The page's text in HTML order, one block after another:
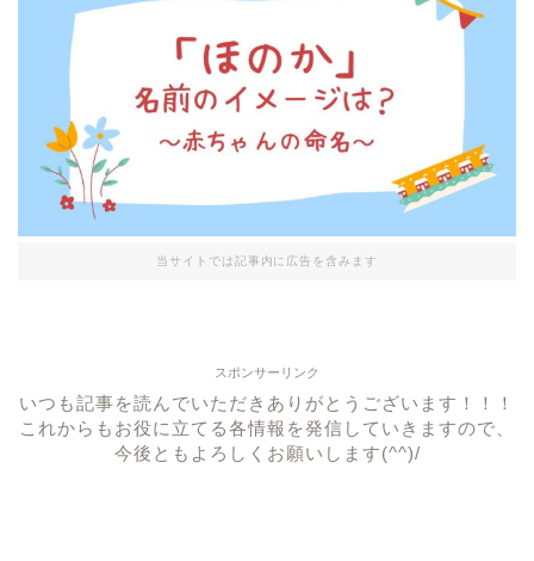
当サイトでは記事内に広告を含みます
スポンサーリンク
いつも記事を読んでいただきありがとうございます！！！
これからもお役に立てる各情報を発信していきますので、
今後ともよろしくお願いします(^^)/